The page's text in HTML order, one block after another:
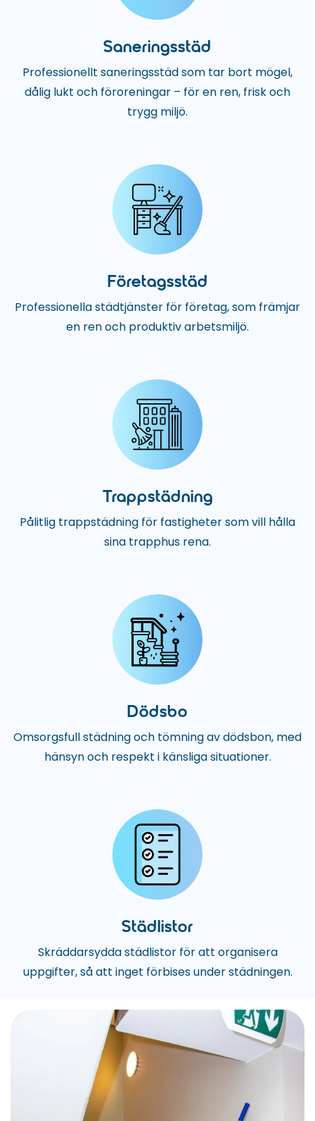
Saneringsstäd
Professionellt saneringsstäd som tar bort mögel,
dålig lukt och föroreningar – för en ren, frisk och
trygg miljö.
Företagsstäd
Professionella städtjänster för företag, som främjar
en ren och produktiv arbetsmiljö.
Trappstädning
Pålitlig trappstädning för fastigheter som vill hålla
sina trapphus rena.
Dödsbo
Omsorgsfull städning och tömning av dödsbon, med
hänsyn och respekt i känsliga situationer.
Städlistor
Skräddarsydda städlistor för att organisera
uppgifter, så att inget förbises under städningen.